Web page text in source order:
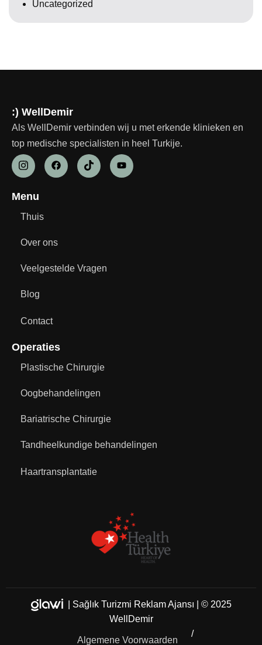
Uncategorized
:) WellDemir
Als WellDemir verbinden wij u met erkende klinieken en
top medische specialisten in heel Turkije.
Menu
Thuis
Over ons
Veelgestelde Vragen
Blog
Contact
Operaties
Plastische Chirurgie
Oogbehandelingen
Bariatrische Chirurgie
Tandheelkundige behandelingen
Haartransplantatie
| Sağlık Turizmi Reklam Ajansı
| © 2025
WellDemir
Algemene Voorwaarden